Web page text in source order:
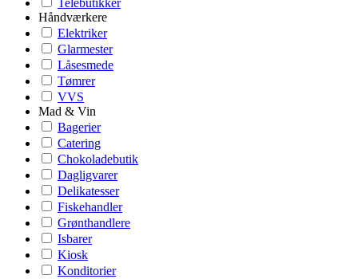
Telebutikker
Håndværkere
Elektriker
Glarmester
Låsesmede
Tømrer
VVS
Mad & Vin
Bagerier
Catering
Chokoladebutik
Dagligvarer
Delikatesser
Fiskehandler
Grønthandlere
Isbarer
Kiosk
Konditorier